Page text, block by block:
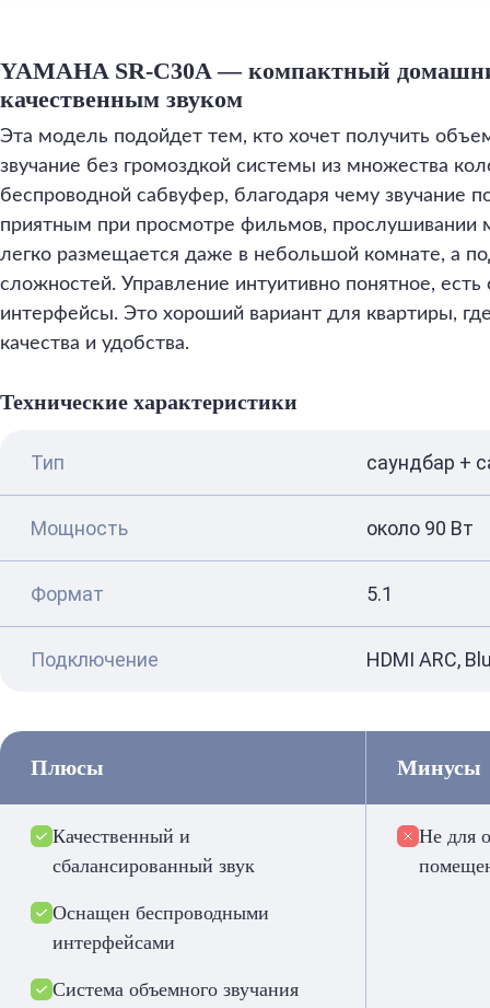
YAMAHA SR-C30A — компактный
качественным звуком
Эта модель подойдет тем, кто хочет получить
звучание без громоздкой системы из множества
беспроводной сабвуфер, благодаря чему звучание
приятным при просмотре фильмов, прослушивании
легко размещается даже в небольшой комнате, а
сложностей. Управление интуитивно понятное,
интерфейсы. Это хороший вариант для квартиры,
качества и удобства.
Технические характеристики
Тип саундбар +
Мощность около 90 Вт
Формат 5.1
Подключение HDMI ARC,
Плюсы
Качественный и
сбалансированный звук
Оснащен беспроводными
интерфейсами
Система объемного звучания
Минусы
Не для